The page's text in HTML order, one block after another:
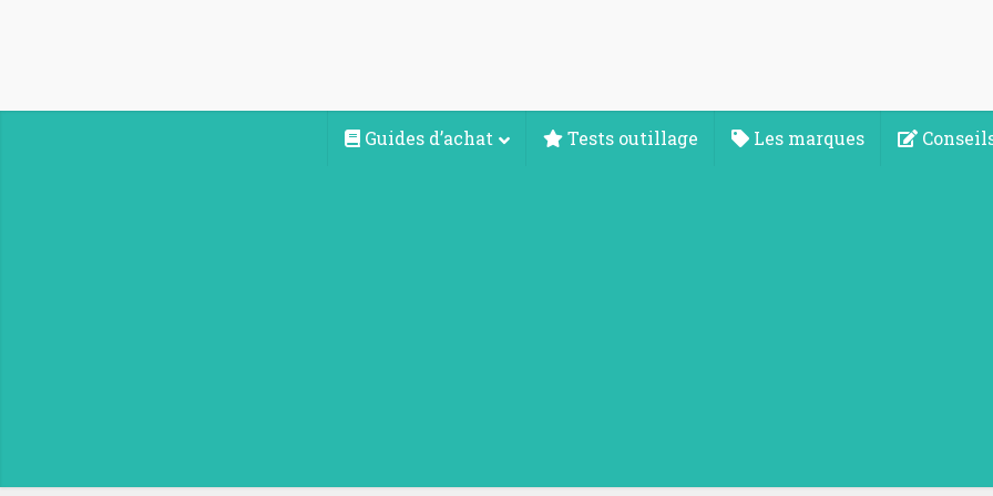
Guides d’achat Tests outillage Les marques